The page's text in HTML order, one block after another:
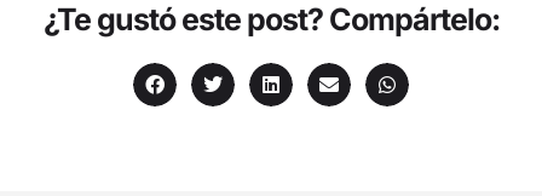
¿Te gustó este post? Compártelo: